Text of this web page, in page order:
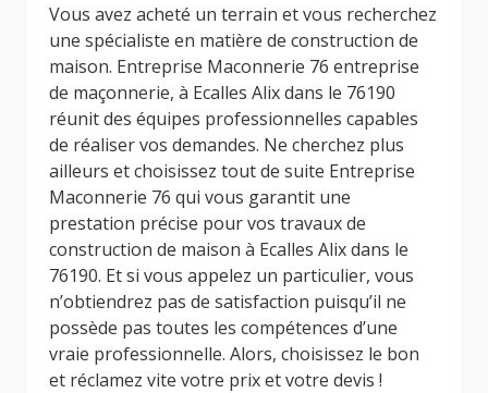
Vous avez acheté un terrain et vous recherchez
une spécialiste en matière de construction de
maison. Entreprise Maconnerie 76 entreprise
de maçonnerie, à Ecalles Alix dans le 76190
réunit des équipes professionnelles capables
de réaliser vos demandes. Ne cherchez plus
ailleurs et choisissez tout de suite Entreprise
Maconnerie 76 qui vous garantit une
prestation précise pour vos travaux de
construction de maison à Ecalles Alix dans le
76190. Et si vous appelez un particulier, vous
n’obtiendrez pas de satisfaction puisqu’il ne
possède pas toutes les compétences d’une
vraie professionnelle. Alors, choisissez le bon
et réclamez vite votre prix et votre devis !